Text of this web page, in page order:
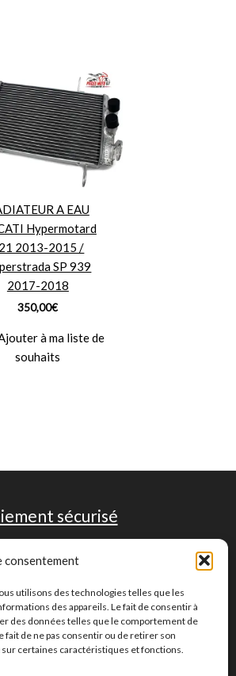
consentement
utilisons des technologies telles que les
des appareils. Le fait de consentir à
des données telles que le comportement de
fait de ne pas consentir ou de retirer son
certaines caractéristiques et fonctions.
A EAU
Hypermotard
2013-2015 /
SP 939
2017-2018
350,00€
à ma liste de
souhaits
sécurisé